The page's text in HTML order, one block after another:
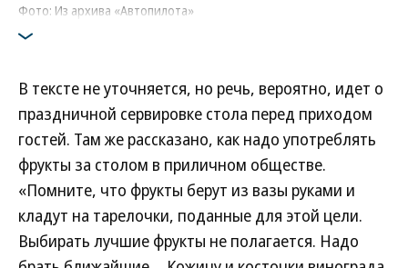
Фото: Из архива «Автопилота»
В тексте не уточняется, но речь, вероятно, идет о
праздничной сервировке стола перед приходом
гостей. Там же рассказано, как надо употреблять
фрукты за столом в приличном обществе.
«Помните, что фрукты берут из вазы руками и
кладут на тарелочки, поданные для этой цели.
Выбирать лучшие фрукты не полагается. Надо